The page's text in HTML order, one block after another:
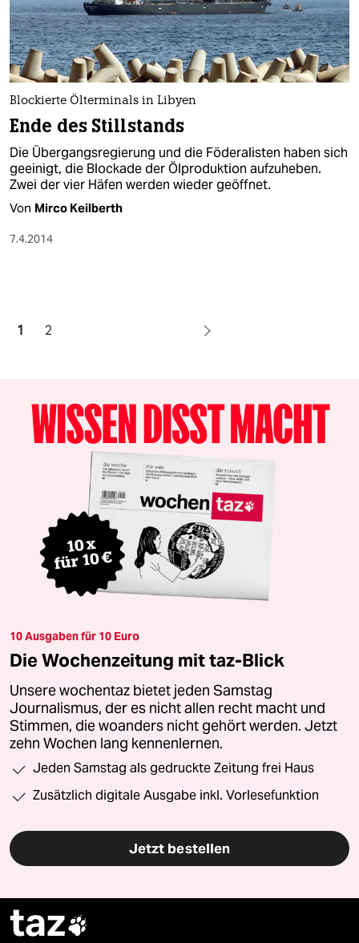
Blockierte Ölterminals in Libyen
Ende des Stillstands
Die Übergangsregierung und die Föderalisten haben sich
geeinigt, die Blockade der Ölproduktion aufzuheben.
Zwei der vier Häfen werden wieder geöffnet.
Von Mirco Keilberth
7.4.2014
1 2
10 Ausgaben für 10 Euro
Die Wochenzeitung mit taz-Blick
Unsere wochentaz bietet jeden Samstag
Journalismus, der es nicht allen recht macht und
Stimmen, die woanders nicht gehört werden. Jetzt
zehn Wochen lang kennenlernen.
Jeden Samstag als gedruckte Zeitung frei Haus
Zusätzlich digitale Ausgabe inkl. Vorlesefunktion
Jetzt bestellen
taz